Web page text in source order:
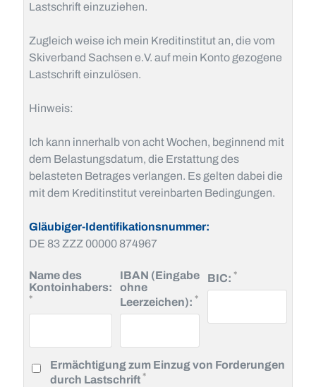
Lastschrift einzuziehen.
Zugleich weise ich mein Kreditinstitut an, die vom
Skiverband Sachsen e.V. auf mein Konto gezogene
Lastschrift einzulösen.
Hinweis:
Ich kann innerhalb von acht Wochen, beginnend mit
dem Belastungsdatum, die Erstattung des
belasteten Betrages verlangen. Es gelten dabei die
mit dem Kreditinstitut vereinbarten Bedingungen.
Gläubiger-Identifikationsnummer:
DE 83 ZZZ 00000 874967
Name des
Kontoinhabers:
*Pflichtfeld
IBAN (Eingabe
ohne
Leerzeichen): *Pflichtfeld
BIC:*Pflichtfeld
Ermächtigung zum Einzug von Forderungen
durch Lastschrift *Pflichtfeld